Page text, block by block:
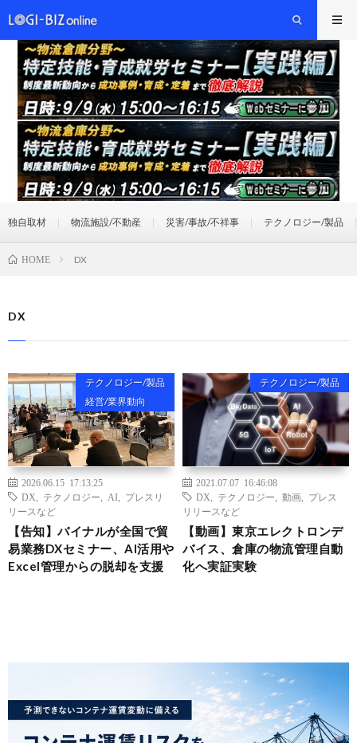
独自取材 物流施設/不動産 災害/事故/不祥事 テクノロジー/製品
HOME DX
DX
テクノロジー/製品
経営/業界動向
2026.06.15 17:13:25
DX
テクノロジー AI
プレスリ
リースなど
【告知】バイナルが全国で貿
易業務DXセミナー、AI活用や
Excel管理からの脱却を支援
テクノロジー/製品
2021.07.07 16:46:08
DX
テクノロジー 動画
プレス
リリースなど
【動画】東京エレクトロンデ
バイス、倉庫の物流管理自動
化へ実証実験